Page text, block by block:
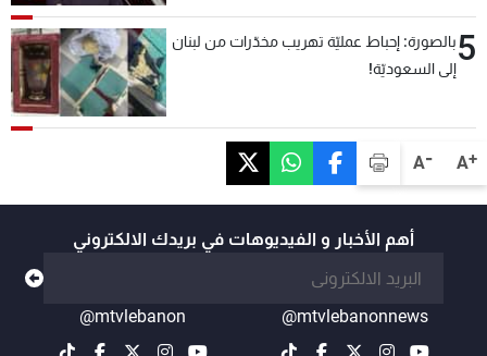
A+
A-
5بالصورة: إحباط عمليّة تهريب مخدّرات من لبنان
إلى السعوديّة!
أهم الأخبار و الفيديوهات في بريدك الالكتروني
@mtvlebanonnews
@mtvlebanon